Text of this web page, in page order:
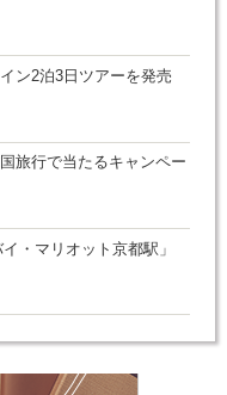
ン2泊3日ツアーを発売
旅行で当たるキャンペー
・マリオット京都駅」